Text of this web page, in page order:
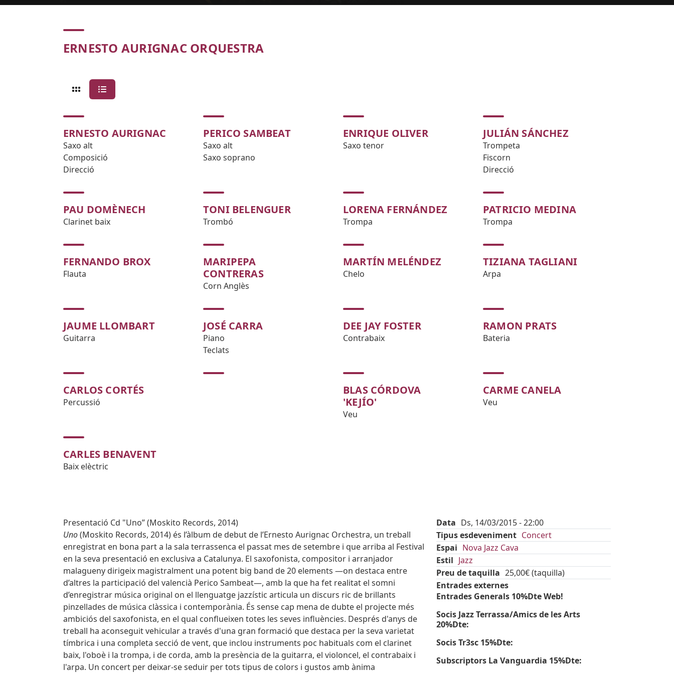
Concert
ERNESTO AURIGNAC ORQUESTRA
ERNESTO AURIGNAC
Saxo alt
Composició
Direcció
PERICO SAMBEAT
Saxo alt
Saxo soprano
ENRIQUE OLIVER
Saxo tenor
JULIÁN SÁNCHEZ
Trompeta
Fiscorn
Direcció
PAU DOMÈNECH
Clarinet baix
TONI BELENGUER
Trombó
LORENA FERNÁNDEZ
Trompa
PATRICIO MEDINA
Trompa
FERNANDO BROX
Flauta
MARIPEPA
CONTRERAS
Corn Anglès
MARTÍN MELÉNDEZ
Chelo
TIZIANA TAGLIANI
Arpa
JAUME LLOMBART
Guitarra
JOSÉ CARRA
Piano
Teclats
DEE JAY FOSTER
Contrabaix
RAMON PRATS
Bateria
CARLOS CORTÉS
Percussió
BLAS CÓRDOVA
'KEJÍO'
Veu
CARME CANELA
Veu
CARLES BENAVENT
Baix elèctric
Subtitol
Presentació Cd "Uno” (Moskito Records, 2014)
Body
Uno(Moskito Records, 2014) és l’àlbum de debut de l’Ernesto Aurignac Orchestra, un treball
enregistrat en bona part a la sala terrassenca el passat mes de setembre i que arriba al Festival
en la seva presentació en exclusiva a Catalunya. El saxofonista, compositor i arranjador
malagueny dirigeix magistralment una potent big band de 20 elements —on destaca entre
d’altres la participació del valencià Perico Sambeat—, amb la que ha fet realitat el somni
d’enregistrar música original on el llenguatge jazzístic articula un discurs ric de brillants
pinzellades de música clàssica i contemporània. És sense cap mena de dubte el projecte més
ambiciós del saxofonista, en el qual conflueixen totes les seves influències. Després d'anys de
treball ha aconseguit vehicular a través d'una gran formació que destaca per la seva varietat
tímbrica i una completa secció de vent, que inclou instruments poc habituals com el clarinet
baix, l'oboè i la trompa, i de corda, amb la presència de la guitarra, el violoncel, el contrabaix i
l'arpa. Un concert per deixar-se seduir per tots tipus de colors i gustos amb ànima
Data Ds, 14/03/2015 - 22:00
Tipus esdeveniment Concert
Espai Nova Jazz Cava
Estil Jazz
Preu de taquilla 25,00€ (taquilla)
Entrades externes
Entrades Generals 10%Dte Web!
Socis Jazz Terrassa/Amics de les Arts
20%Dte:
Socis Tr3sc 15%Dte:
Subscriptors La Vanguardia 15%Dte: